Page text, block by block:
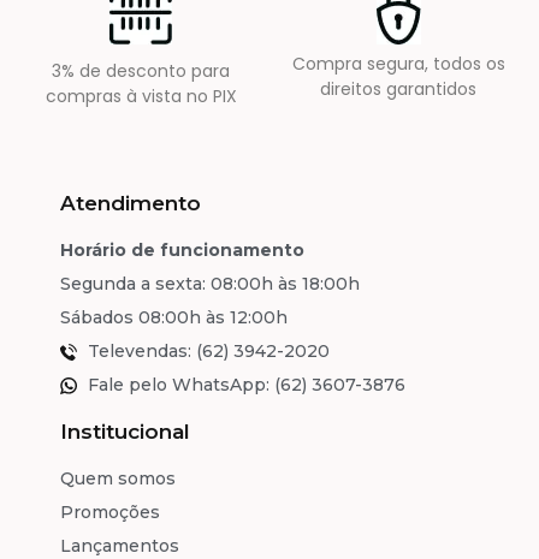
3% de desconto para
compras à vista no PIX
Compra segura, todos os
direitos garantidos
Atendimento
Horário de funcionamento
Segunda a sexta: 08:00h às 18:00h
Sábados 08:00h às 12:00h
Televendas: (62) 3942-2020
Fale pelo WhatsApp: (62) 3607-3876
Institucional
Quem somos
Promoções
Lançamentos